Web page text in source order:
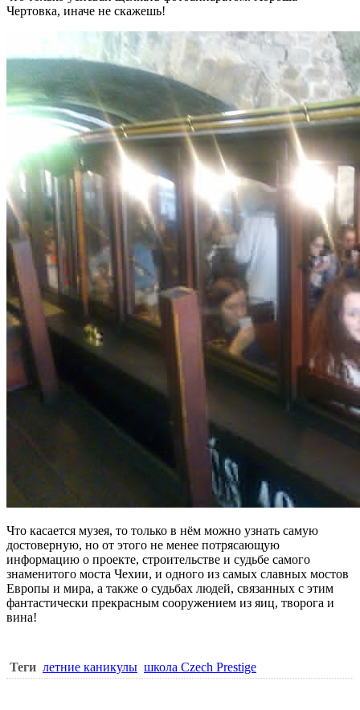
Чертовка, иначе не скажешь!
Что касается музея, то только в нём можно узнать самую
достоверную, но от этого не менее потрясающую
информацию о проекте, строительстве и судьбе самого
знаменитого моста Чехии, и одного из самых славных мостов
Европы и мира, а также о судьбах людей, связанных с этим
фантастически прекрасным сооружением из яиц, творога и
вина!
Теги летние каникулы школа Czech Prestige